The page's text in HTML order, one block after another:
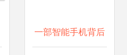
一部智能手机背后